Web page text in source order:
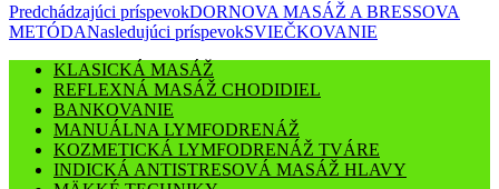
Predchádzajúci príspevokDORNOVA MASÁŽ A BRESSOVA
METÓDANasledujúci príspevokSVIEČKOVANIE
KLASICKÁ MASÁŽ
REFLEXNÁ MASÁŽ CHODIDIEL
BANKOVANIE
MANUÁLNA LYMFODRENÁŽ
KOZMETICKÁ LYMFODRENÁŽ TVÁRE
INDICKÁ ANTISTRESOVÁ MASÁŽ HLAVY